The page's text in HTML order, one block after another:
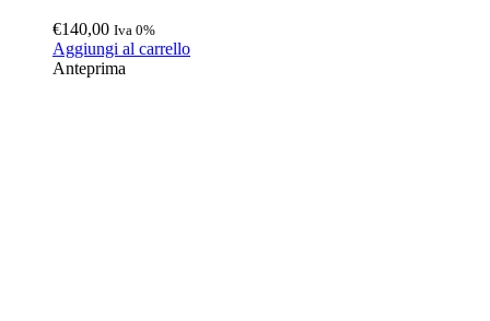
€140,00 Iva 0%
Aggiungi al carrello
Anteprima